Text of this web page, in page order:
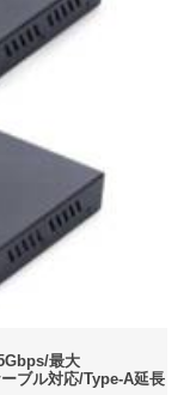
最大
ブル対応/Type-A延長